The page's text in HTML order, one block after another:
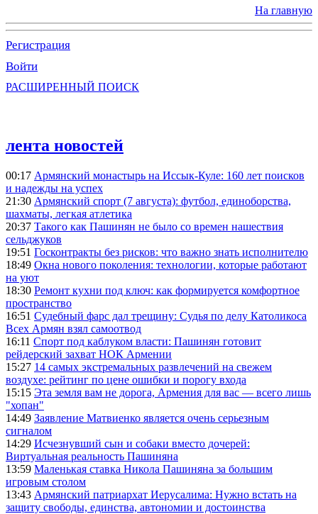
На главную
Регистрация
Войти
РАСШИРЕННЫЙ ПОИСК
лента новостей
00:17 Армянский монастырь на Иссык-Куле: 160 лет поисков
и надежды на успех
21:30 Армянский спорт (7 августа): футбол, единоборства,
шахматы, легкая атлетика
20:37 Такого как Пашинян не было со времен нашествия
сельджуков
19:51 Госконтракты без рисков: что важно знать исполнителю
18:49 Окна нового поколения: технологии, которые работают
на уют
18:30 Ремонт кухни под ключ: как формируется комфортное
пространство
16:51 Судебный фарс дал трещину: Судья по делу Католикоса
Всех Армян взял самоотвод
16:11 Спорт под каблуком власти: Пашинян готовит
рейдерский захват НОК Армении
15:27 14 самых экстремальных развлечений на свежем
воздухе: рейтинг по цене ошибки и порогу входа
15:15 Эта земля вам не дорога, Армения для вас — всего лишь
"хопан"
14:49 Заявление Матвиенко является очень серьезным
сигналом
14:29 Исчезнувший сын и собаки вместо дочерей:
Виртуальная реальность Пашиняна
13:59 Маленькая ставка Никола Пашиняна за большим
игровым столом
13:43 Армянский патриархат Иерусалима: Нужно встать на
защиту свободы, единства, автономии и достоинства